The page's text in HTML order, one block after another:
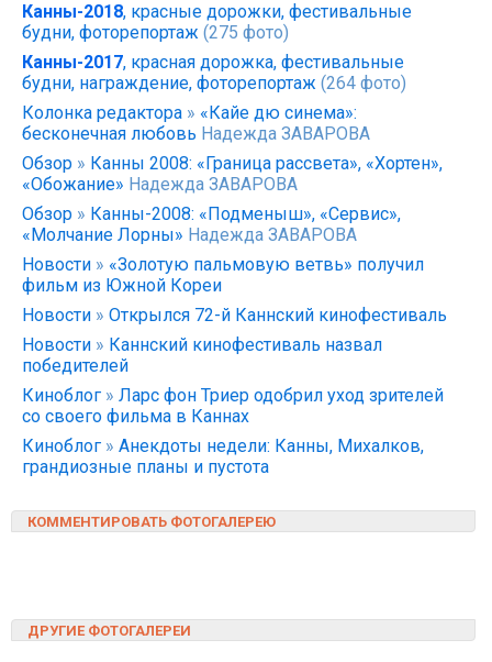
Канны-2018, красные дорожки, фестивальные
будни, фоторепортаж (275 фото)
Канны-2017, красная дорожка, фестивальные
будни, награждение, фоторепортаж (264 фото)
Колонка редактора » «Кайе дю синема»:
бесконечная любовь Надежда ЗАВАРОВА
Обзор » Канны 2008: «Граница рассвета», «Хортен»,
«Обожание» Надежда ЗАВАРОВА
Обзор » Канны-2008: «Подменыш», «Сервис»,
«Молчание Лорны» Надежда ЗАВАРОВА
Новости » «Золотую пальмовую ветвь» получил
фильм из Южной Кореи
Новости » Открылся 72-й Каннский кинофестиваль
Новости » Каннский кинофестиваль назвал
победителей
Киноблог » Ларс фон Триер одобрил уход зрителей
со своего фильма в Каннах
Киноблог » Анекдоты недели: Канны, Михалков,
грандиозные планы и пустота
КОММЕНТИРОВАТЬ ФОТОГАЛЕРЕЮ
ДРУГИЕ ФОТОГАЛЕРЕИ